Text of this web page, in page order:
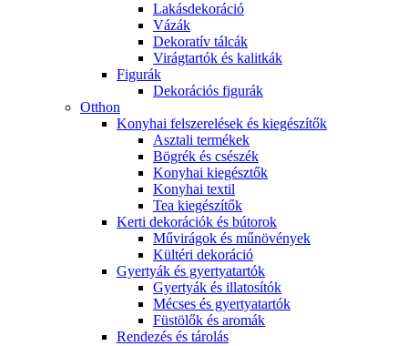
Lakásdekoráció
Vázák
Dekoratív tálcák
Virágtartók és kalitkák
Figurák
Dekorációs figurák
Otthon
Konyhai felszerelések és kiegészítők
Asztali termékek
Bögrék és csészék
Konyhai kiegésztők
Konyhai textil
Tea kiegészítők
Kerti dekorációk és bútorok
Művirágok és műnövények
Kültéri dekoráció
Gyertyák és gyertyatartók
Gyertyák és illatosítók
Mécses és gyertyatartók
Füstölők és aromák
Rendezés és tárolás